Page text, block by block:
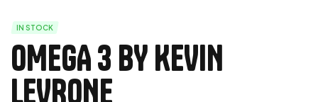
IN STOCK
OMEGA 3 BY KEVIN
LEVRONE